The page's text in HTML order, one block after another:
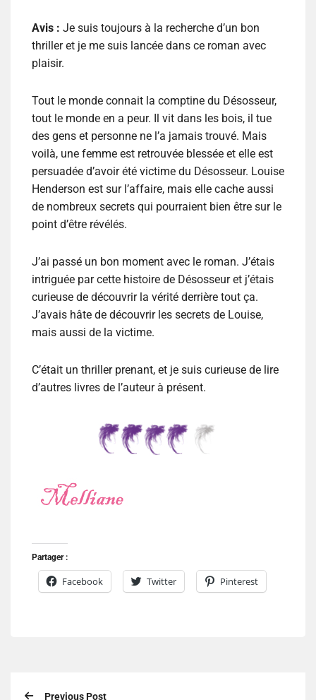
Avis : Je suis toujours à la recherche d’un bon
thriller et je me suis lancée dans ce roman avec
plaisir.
Tout le monde connait la comptine du Désosseur,
tout le monde en a peur. Il vit dans les bois, il tue
des gens et personne ne l’a jamais trouvé. Mais
voilà, une femme est retrouvée blessée et elle est
persuadée d’avoir été victime du Désosseur. Louise
Henderson est sur l’affaire, mais elle cache aussi
de nombreux secrets qui pourraient bien être sur le
point d’être révélés.
J’ai passé un bon moment avec le roman. J’étais
intriguée par cette histoire de Désosseur et j’étais
curieuse de découvrir la vérité derrière tout ça.
J’avais hâte de découvrir les secrets de Louise,
mais aussi de la victime.
C’était un thriller prenant, et je suis curieuse de lire
d’autres livres de l’auteur à présent.
Partager :
Facebook Twitter Pinterest
Previous Post